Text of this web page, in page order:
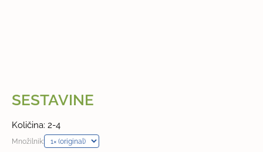
SESTAVINE
Količina: 2-4
Množilnik: